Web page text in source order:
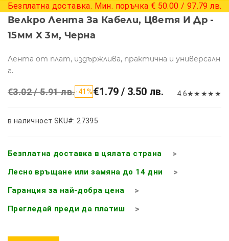
Безплатна доставка. Мин. поръчка € 50.00 / 97.79 лв.
Велкро Лента За Кабели, Цветя И Др -
15мм X 3м, Черна
Лента от плат, издържлива, практична и универсалн
а.
€3.02 / 5.91 лв.-41%€1.79 / 3.50 лв. 4.6★★ ★★ ★
в наличност SKU#: 27395
Безплатна доставка в цялата страна
Лесно връщане или замяна до 14 дни
Гаранция за най-добра цена
Прегледай преди да платиш